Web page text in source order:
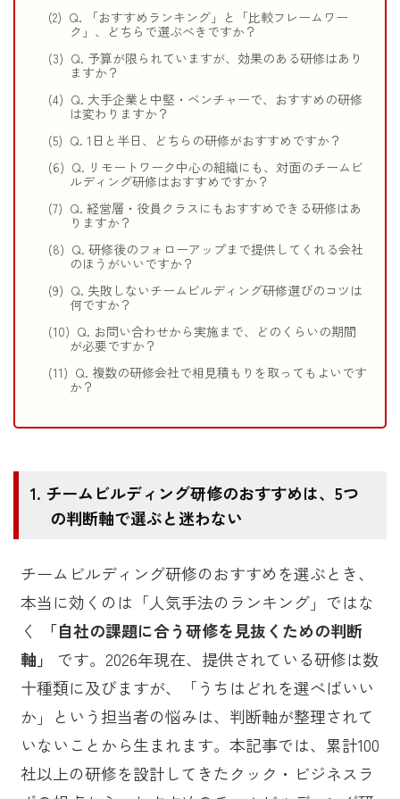
Q. 「おすすめランキング」と「比較フレームワー
ク」、どちらで選ぶべきですか？
Q. 予算が限られていますが、効果のある研修はあり
ますか？
Q. 大手企業と中堅・ベンチャーで、おすすめの研修
は変わりますか？
Q. 1日と半日、どちらの研修がおすすめですか？
Q. リモートワーク中心の組織にも、対面のチームビ
ルディング研修はおすすめですか？
Q. 経営層・役員クラスにもおすすめできる研修はあ
りますか？
Q. 研修後のフォローアップまで提供してくれる会社
のほうがいいですか？
Q. 失敗しないチームビルディング研修選びのコツは
何ですか？
Q. お問い合わせから実施まで、どのくらいの期間
が必要ですか？
Q. 複数の研修会社で相見積もりを取ってもよいです
か？
チームビルディング研修のおすすめは、5つ
の判断軸で選ぶと迷わない
チームビルディング研修のおすすめを選ぶとき、
本当に効くのは「人気手法のランキング」ではな
く
「自社の課題に合う研修を見抜くための判断
軸」
です。2026年現在、提供されている研修は数
十種類に及びますが、「うちはどれを選べばいい
か」という担当者の悩みは、判断軸が整理されて
いないことから生まれます。本記事では、累計100
社以上の研修を設計してきたクック・ビジネスラ